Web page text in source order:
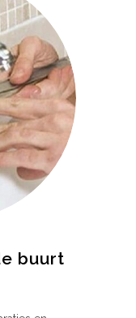
buurt